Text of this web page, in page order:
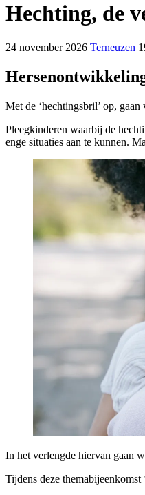
Hechting, de
24 november 2026 Terneuzen
Met de ‘hechtingsbril’ op,
Pleegkinderen waarbij de
enge situaties aan te kunnen.
In het verlengde hiervan gaan
Tijdens deze